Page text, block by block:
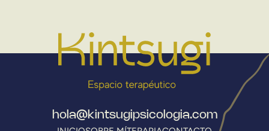
hola@kintsugipsicologia.com